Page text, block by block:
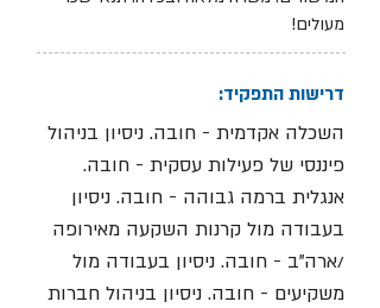
מעולים!
דרישות התפקיד:
השכלה אקדמית - חובה. ניסיון בניהול
פיננסי של פעילות עסקית - חובה.
אנגלית ברמה גבוהה - חובה. ניסיון
בעבודה מול קרנות השקעה מאירופה
/ארה"ב - חובה. ניסיון בעבודה מול
משקיעים - חובה. ניסיון בניהול חברות